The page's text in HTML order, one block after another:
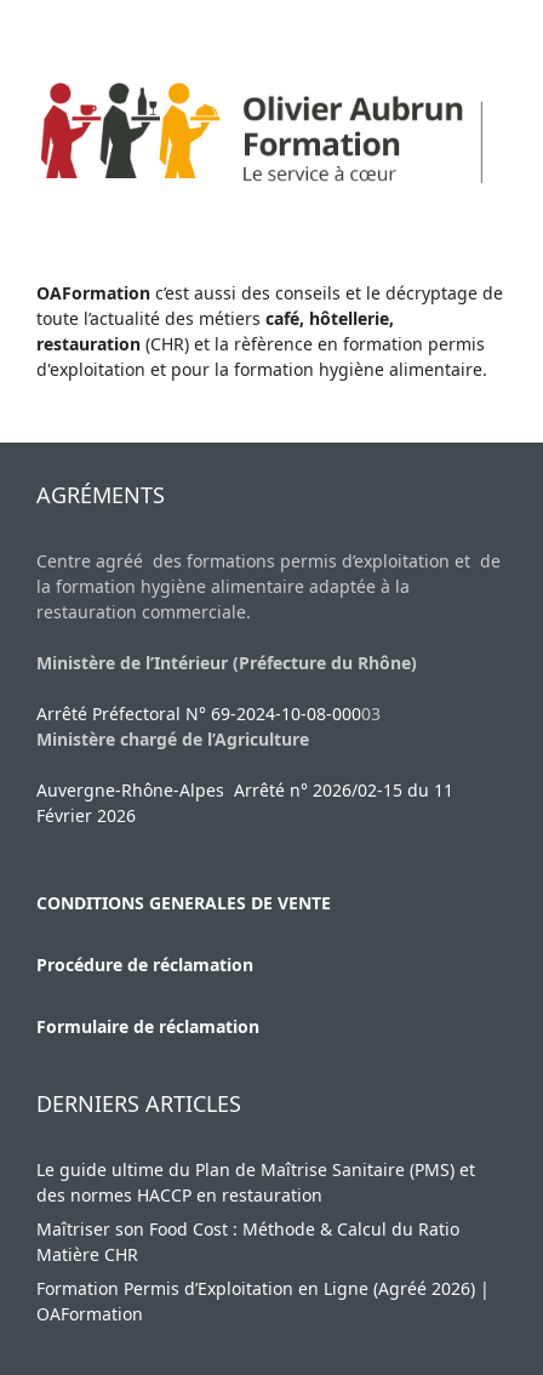
OAFormation c’est aussi des conseils et le décryptage de
toute l’actualité des métiers café, hôtellerie,
restauration (CHR) et la rèfèrence en formation permis
d'exploitation et pour la formation hygiène alimentaire.
AGRÉMENTS
Centre agréé des formations permis d’exploitation et de
la formation hygiène alimentaire adaptée à la
restauration commerciale.
Ministère de l’Intérieur (Préfecture du Rhône)
Arrêté Préfectoral N° 69-2024-10-08-00003
Ministère chargé de l’Agriculture
Auvergne-Rhône-Alpes Arrêté n° 2026/02-15 du 11
Février 2026
CONDITIONS GENERALES DE VENTE
Procédure de réclamation
Formulaire de réclamation
DERNIERS ARTICLES
Le guide ultime du Plan de Maîtrise Sanitaire (PMS) et
des normes HACCP en restauration
Maîtriser son Food Cost : Méthode & Calcul du Ratio
Matière CHR
Formation Permis d’Exploitation en Ligne (Agréé 2026) |
OAFormation